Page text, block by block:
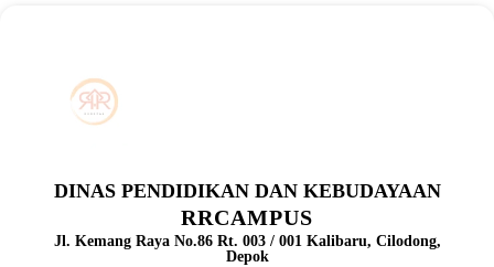
DINAS PENDIDIKAN DAN KEBUDAYAAN
RRCAMPUS
Jl. Kemang Raya No.86 Rt. 003 / 001 Kalibaru, Cilodong,
Depok